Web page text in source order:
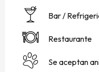
Bar /
Restaurante
Se aceptan